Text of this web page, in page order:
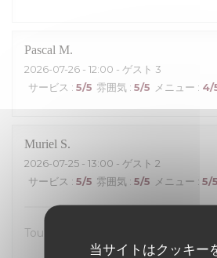
当サイトはクッキー
Pascal M
2026-07-26 - 12:00 - ゲスト 3
サービス : 5/5 雰囲気 : 5/5 メニュー : 4/
Muriel S
2026-07-25 - 13:00 - ゲスト 2
サービス : 5/5 雰囲気 : 5/5 メニュー : 5/5
Tout était excellent, on s’est régalé.